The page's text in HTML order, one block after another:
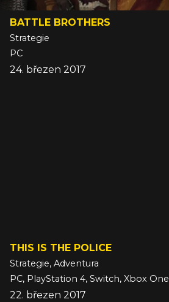
BATTLE BROTHERS
Strategie
PC
24. březen 2017
THIS IS THE POLICE
Strategie, Adventura
PC, PlayStation 4, Switch, Xbox One
22. březen 2017